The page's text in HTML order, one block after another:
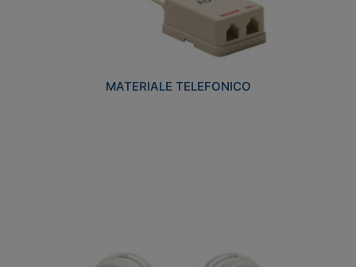
MATERIALE TELEFONICO